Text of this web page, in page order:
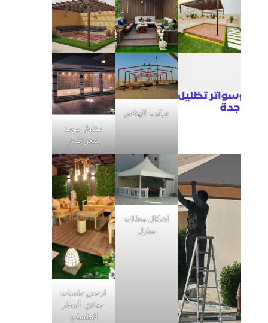
تركيب الهناجر
مقاول بيوت
شعر جدة
اشكال مظلات
منازل
ارخص جلسات
حدائق, أسعار
الجلسات